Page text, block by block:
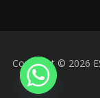
Copyright © 2026